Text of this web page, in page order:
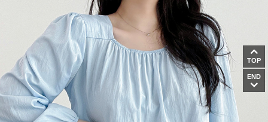
TOP
END